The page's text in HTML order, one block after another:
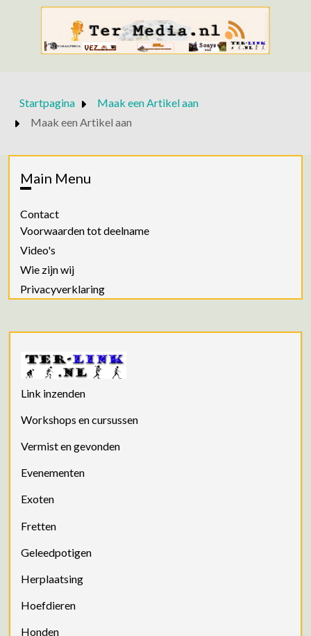
Startpagina
Maak een Artikel aan
Maak een Artikel aan
Main Menu
Contact
Voorwaarden tot deelname
Video's
Wie zijn wij
Privacyverklaring
Link inzenden
Workshops en cursussen
Vermist en gevonden
Evenementen
Exoten
Fretten
Geleedpotigen
Herplaatsing
Hoefdieren
Honden